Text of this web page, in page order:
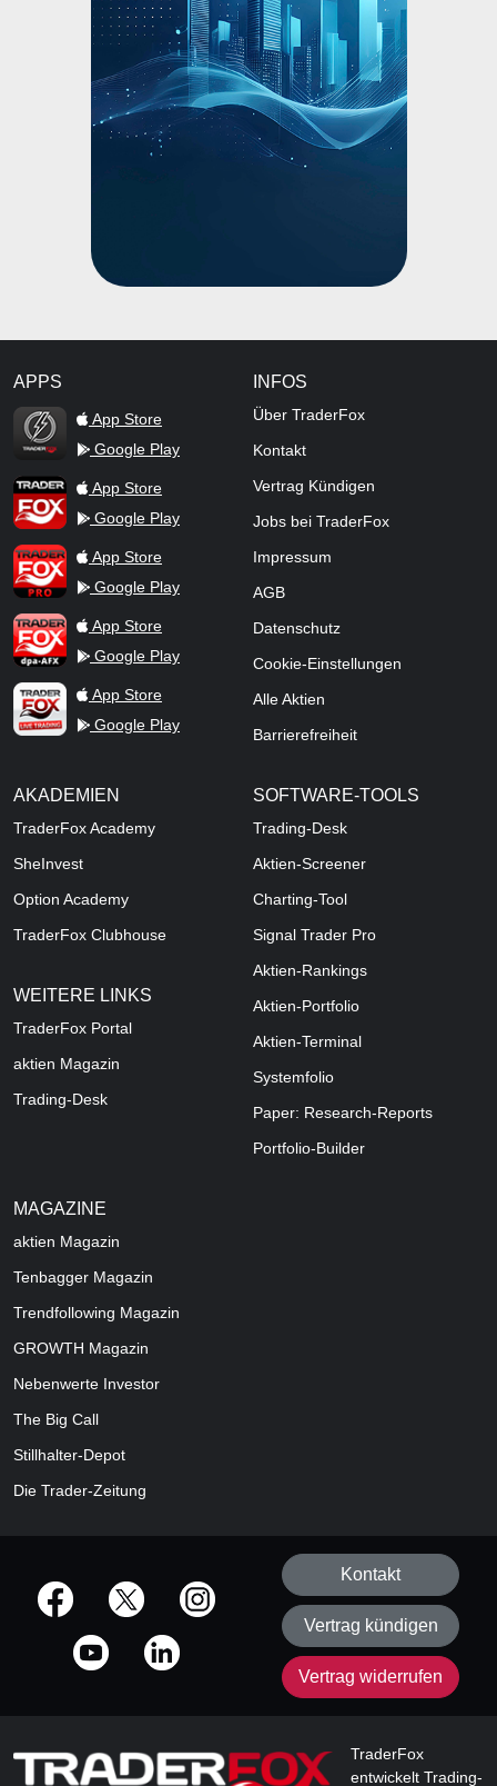
APPS
TraderFox Flash
App Store
Google Play
TraderFox AppApp Store
Google Play
TraderFox ProApp Store
Google Play
TraderFox dpa-AFX ProFeed
App Store
Google Play
TraderFox Live Trading
App Store
Google Play
INFOS
Über TraderFox
Kontakt
Vertrag Kündigen
Jobs bei TraderFox
Impressum
AGB
Datenschutz
Cookie-Einstellungen
Alle Aktien
Barrierefreiheit
AKADEMIEN
TraderFox Academy
SheInvest
Option Academy
TraderFox Clubhouse
WEITERE LINKS
TraderFox Portal
aktien Magazin
Trading-Desk
SOFTWARE-TOOLS
Trading-Desk
Aktien-Screener
Charting-Tool
Signal Trader Pro
Aktien-Rankings
Aktien-Portfolio
Aktien-Terminal
Systemfolio
Paper: Research-Reports
Portfolio-Builder
MAGAZINE
aktien Magazin
Tenbagger Magazin
Trendfollowing Magazin
GROWTH Magazin
Nebenwerte Investor
The Big Call
Stillhalter-Depot
Die Trader-Zeitung
offizielle Social Media-Accounts
Kontakt
Vertrag kündigen
Vertrag widerrufen
TraderFox
entwickelt Trading-